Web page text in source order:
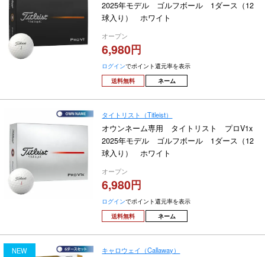
2025年モデル ゴルフボール 1ダース（12
球入り） ホワイト
オープン
6,980
ログインでポイント還元率を表示
送料無料
ネーム
タイトリスト（Titleist）
オウンネーム専用 タイトリスト プロV1x
2025年モデル ゴルフボール 1ダース（12
球入り） ホワイト
オープン
6,980
ログインでポイント還元率を表示
送料無料
ネーム
NEW キャロウェイ（Callaway）